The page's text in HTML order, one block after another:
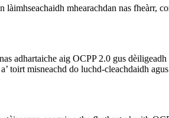
mhearachdan nas fheàrr,
adhartaiche aig OCPP 2.0 gus
toirt misneachd do luchd-cleachdaidh